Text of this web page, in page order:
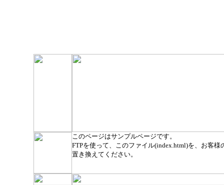
このページはサンプルページです。
FTPを使って、このファイル(index.html)を、お客様
置き換えてください。